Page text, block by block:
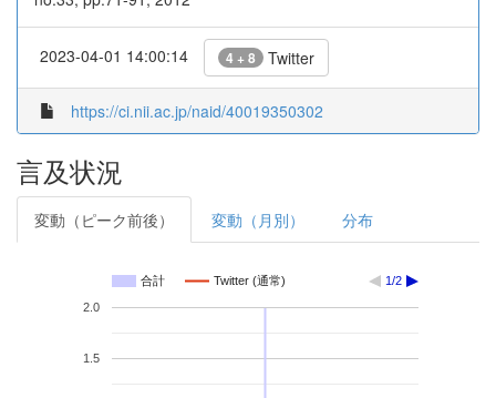
2023-04-01 14:00:14 4 + 8 Twitter
https://ci.nii.ac.jp/naid/40019350302
言及状況
変動（ピーク前後） 変動（月別） 分布
合計 Twitter (通常) 1/2
1.5
2.0